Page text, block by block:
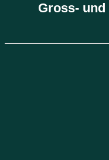
Gross- und